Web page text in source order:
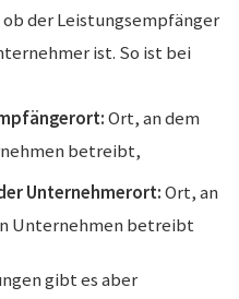
der Leistungsempfänger
ist. So ist bei
Ort, an dem
betreibt,
Unternehmerort:Ort, an
Unternehmen betreibt
gibt es aber